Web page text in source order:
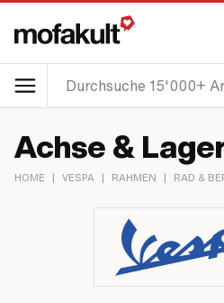
Achse &
HOME | VESPA | RAHMEN | RAD &